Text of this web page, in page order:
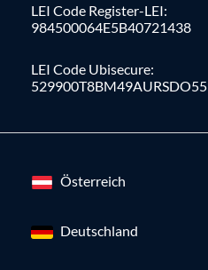
LEI Code Register-LEI:
984500064E5B40721438
LEI Code Ubisecure:
529900T8BM49AURSDO55
Österreich
Deutschland